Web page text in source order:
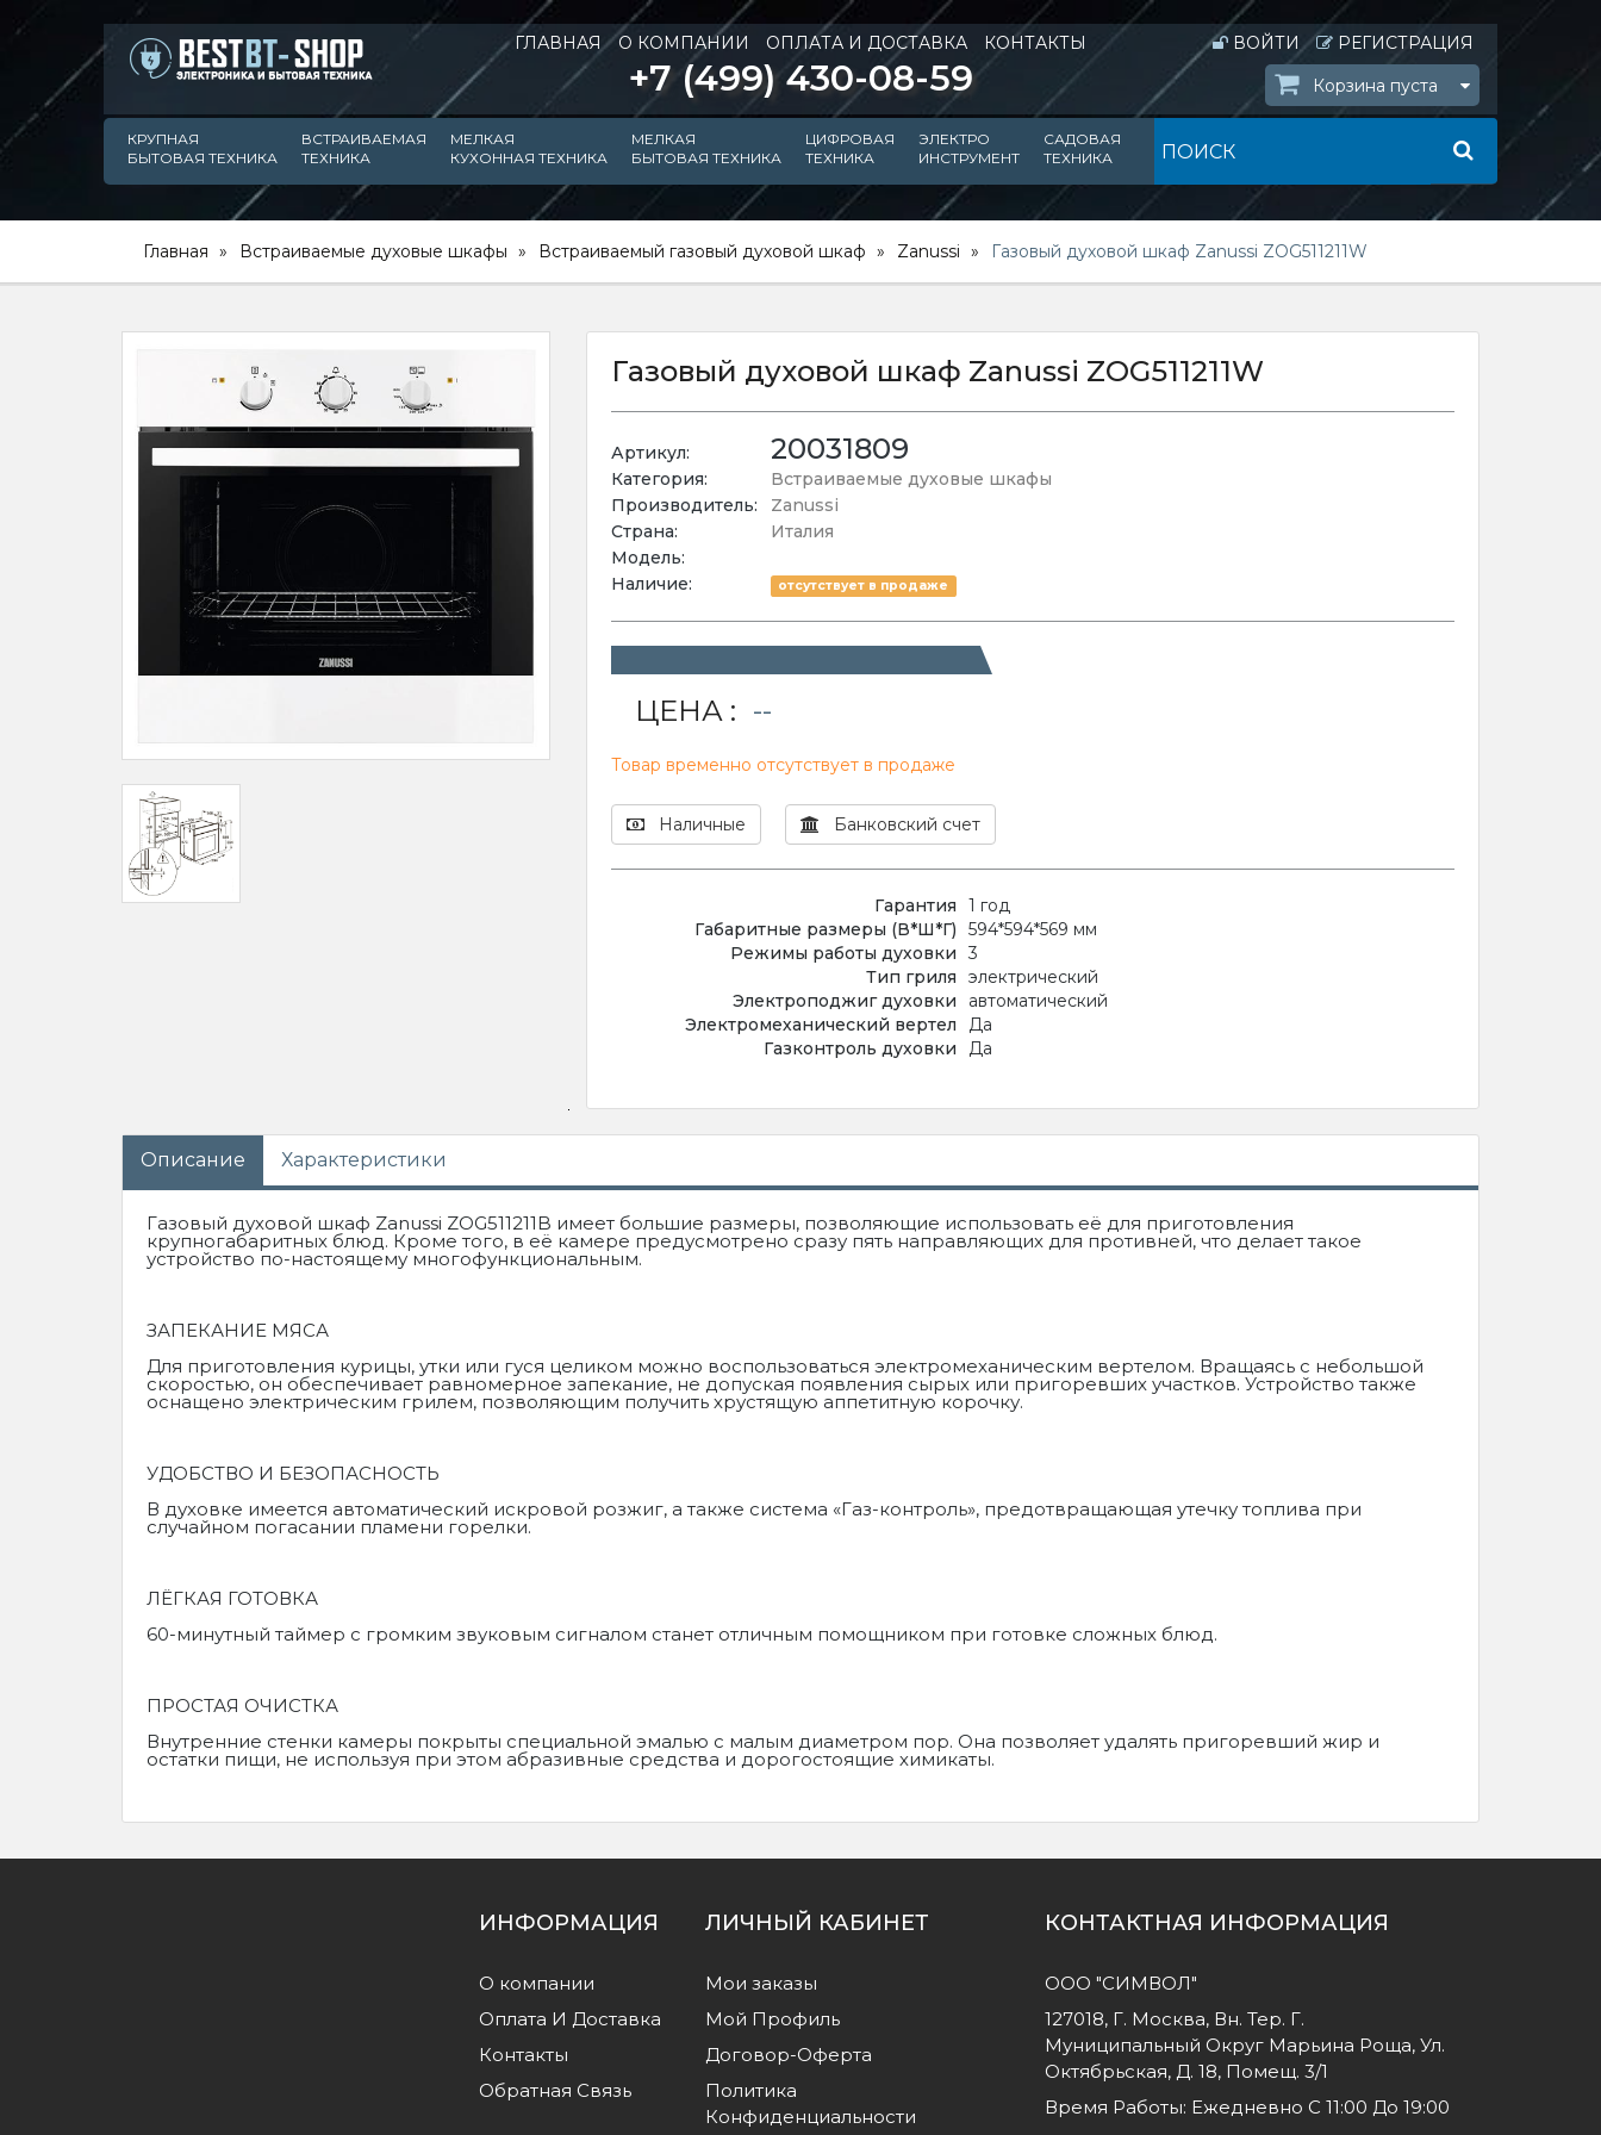
ГЛАВНАЯ О КОМПАНИИ ОПЛАТА И ДОСТАВКА КОНТАКТЫ
+7 (499) 430-08-59
ВОЙТИ
РЕГИСТРАЦИЯ
Корзина пуста
КРУПНАЯ
БЫТОВАЯ ТЕХНИКА
ВСТРАИВАЕМАЯ
ТЕХНИКА
МЕЛКАЯ
КУХОННАЯ ТЕХНИКА
МЕЛКАЯ
БЫТОВАЯ ТЕХНИКА
ЦИФРОВАЯ
ТЕХНИКА
ЭЛЕКТРО
ИНСТРУМЕНТ
САДОВАЯ
ТЕХНИКА
Главная Встраиваемые духовые шкафы Встраиваемый газовый духовой шкаф Zanussi Газовый духовой шкаф Zanussi ZOG511211W
Газовый духовой шкаф Zanussi ZOG511211W
Артикул: 20031809
Категория:
Встраиваемые духовые шкафы
Производитель:
Zanussi
Страна:
Италия
Модель:
Наличие:
отсутствует в продаже
ЦЕНА : --
Товар временно отсутствует в продаже
Наличные Банковский счет
Гарантия
1 год
Габаритные размеры (В*Ш*Г)
594*594*569 мм
Режимы работы духовки
3
Тип гриля
электрический
Электроподжиг духовки
автоматический
Электромеханический вертел
Да
Газконтроль духовки
Да
Описание Характеристики
Газовый духовой шкаф Zanussi ZOG511211B имеет большие размеры, позволяющие использовать её для приготовления
крупногабаритных блюд. Кроме того, в её камере предусмотрено сразу пять направляющих для противней, что делает такое
устройство по-настоящему многофункциональным.
ЗАПЕКАНИЕ МЯСА
Для приготовления курицы, утки или гуся целиком можно воспользоваться электромеханическим вертелом. Вращаясь с небольшой
скоростью, он обеспечивает равномерное запекание, не допуская появления сырых или пригоревших участков. Устройство также
оснащено электрическим грилем, позволяющим получить хрустящую аппетитную корочку.
УДОБСТВО И БЕЗОПАСНОСТЬ
В духовке имеется автоматический искровой розжиг, а также система «Газ-контроль», предотвращающая утечку топлива при
случайном погасании пламени горелки.
ЛЁГКАЯ ГОТОВКА
60-минутный таймер с громким звуковым сигналом станет отличным помощником при готовке сложных блюд.
ПРОСТАЯ ОЧИСТКА
Внутренние стенки камеры покрыты специальной эмалью с малым диаметром пор. Она позволяет удалять пригоревший жир и
остатки пищи, не используя при этом абразивные средства и дорогостоящие химикаты.
ИНФОРМАЦИЯ
О компании
Оплата И Доставка
Контакты
Обратная Связь
ЛИЧНЫЙ КАБИНЕТ
Мои заказы
Мой Профиль
Договор-Оферта
Политика
Конфиденциальности
КОНТАКТНАЯ ИНФОРМАЦИЯ
ООО "СИМВОЛ"
127018, Г. Москва, Вн. Тер. Г.
Муниципальный Округ Марьина Роща, Ул.
Октябрьская, Д. 18, Помещ. 3/1
Время Работы: Ежедневно С 11:00 До 19:00